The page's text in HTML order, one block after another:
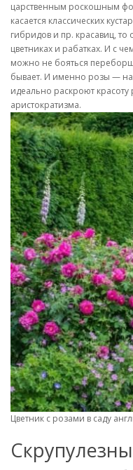
царственным роскошным
касается классических
гибридов и пр. красавиц, то
цветниках и рабатках. И с
можно не бояться
бывает. И именно розы —
идеально раскроют
аристократизма.
Цветник с розами в саду